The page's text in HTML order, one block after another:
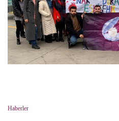
Haberler